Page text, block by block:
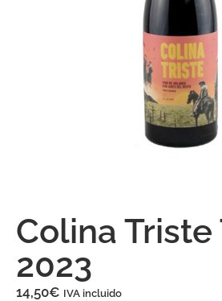
Colina Triste
2023
14,50€ IVA incluido